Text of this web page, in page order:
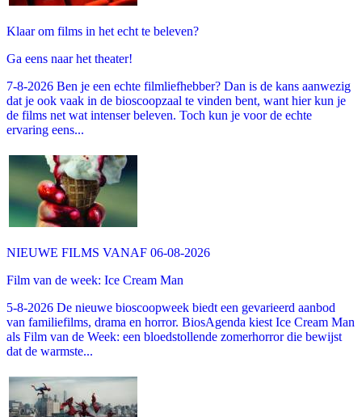
Klaar om films in het echt te beleven?
Ga eens naar het theater!
7-8-2026 Ben je een echte filmliefhebber? Dan is de kans aanwezig
dat je ook vaak in de bioscoopzaal te vinden bent, want hier kun je
de films net wat intenser beleven. Toch kun je voor de echte
ervaring eens...
NIEUWE FILMS VANAF 06-08-2026
Film van de week: Ice Cream Man
5-8-2026 De nieuwe bioscoopweek biedt een gevarieerd aanbod
van familiefilms, drama en horror. BiosAgenda kiest Ice Cream Man
als Film van de Week: een bloedstollende zomerhorror die bewijst
dat de warmste...